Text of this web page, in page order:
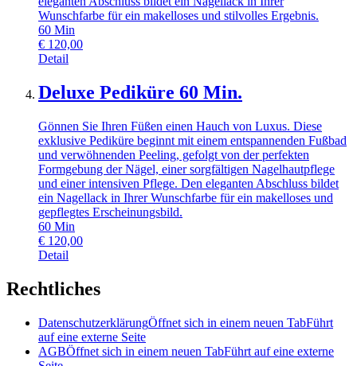
Wunschfarbe für ein makelloses und stilvolles Ergebnis.
60 Min
€ 120,00
Detail
Deluxe Pediküre 60 Min.
Gönnen Sie Ihren Füßen einen Hauch von Luxus. Diese
exklusive Pediküre beginnt mit einem entspannenden Fußbad
und verwöhnenden Peeling, gefolgt von der perfekten
Formgebung der Nägel, einer sorgfältigen Nagelhautpflege
und einer intensiven Pflege. Den eleganten Abschluss bildet
ein Nagellack in Ihrer Wunschfarbe für ein makelloses und
gepflegtes Erscheinungsbild.
60 Min
€ 120,00
Detail
Rechtliches
DatenschutzerklärungÖffnet sich in einem neuen TabFührt
auf eine externe Seite
AGBÖffnet sich in einem neuen TabFührt auf eine externe